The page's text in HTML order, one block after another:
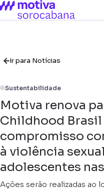
Ir para Notícias
Sustentabilidade
Motiva renova
Childhood Brasil
compromisso
à violência
adolescentes
Ações serão realizadas ao